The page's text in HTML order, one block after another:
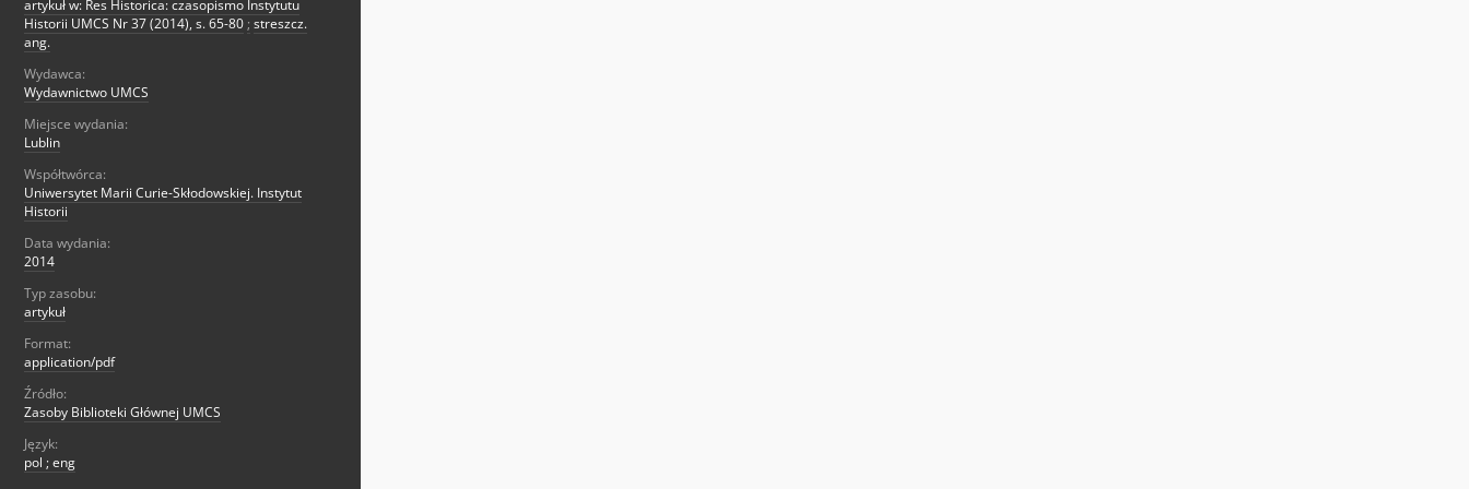
artykuł w: Res Historica: czasopismo Instytutu
Historii UMCS Nr 37 (2014), s. 65-80 ; streszcz.
ang.
Wydawca:
Wydawnictwo UMCS
Miejsce wydania:
Lublin
Współtwórca:
Uniwersytet Marii Curie-Skłodowskiej. Instytut
Historii
Data wydania:
2014
Typ zasobu:
artykuł
Format:
application/pdf
Źródło:
Zasoby Biblioteki Głównej UMCS
Język:
pol ; eng